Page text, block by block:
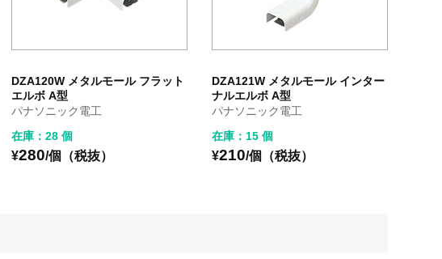
DZA120W メタルモール フラット
エルボ A型
パナソニック電工
在庫：28 個
¥280/個（税抜）
DZA121W メタルモール インター
ナルエルボ A型
パナソニック電工
在庫：15 個
¥210/個（税抜）